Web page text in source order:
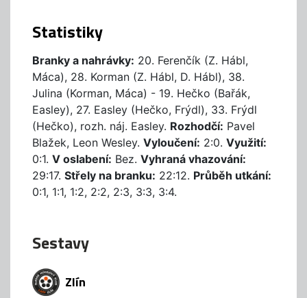
Statistiky
Branky a nahrávky: 20. Ferenčík (Z. Hábl,
Máca), 28. Korman (Z. Hábl, D. Hábl), 38.
Julina (Korman, Máca) - 19. Hečko (Bařák,
Easley), 27. Easley (Hečko, Frýdl), 33. Frýdl
(Hečko), rozh. náj. Easley. Rozhodčí: Pavel
Blažek, Leon Wesley. Vyloučení: 2:0. Využití:
0:1. V oslabení: Bez. Vyhraná vhazování:
29:17. Střely na branku: 22:12. Průběh utkání:
0:1, 1:1, 1:2, 2:2, 2:3, 3:3, 3:4.
Sestavy
Zlín